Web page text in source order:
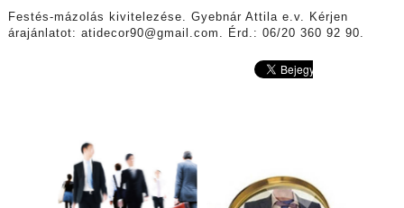
Festés-mázolás kivitelezése. Gyebnár Attila e.v. Kérjen
árajánlatot: atidecor90@gmail.com. Érd.: 06/20 360 92 90.